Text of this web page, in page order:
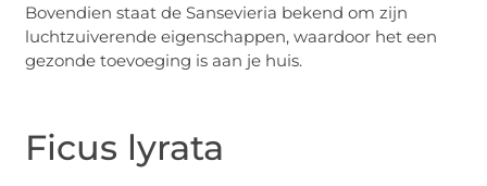
Bovendien staat de Sansevieria bekend om zijn
luchtzuiverende eigenschappen, waardoor het een
gezonde toevoeging is aan je huis.
Ficus lyrata